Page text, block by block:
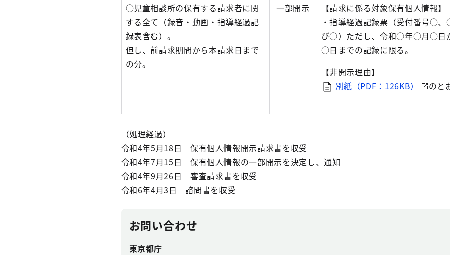
○児童相談所の保有する請求者に関
する全て（録音・動画・指導経過記
録表含む）。
但し、前請求期間から本請求日まで
の分。
一部開示
【請求に係る対象保有個人情報】
・指導経過記録票（受付番号○
び○）ただし、令和○年○月○日
○日までの記録に限る。
【非開示理由】
別紙（PDF：126KB）
のと
（処理経過）
令和4年5月18日 保有個人情報開示請求書を収受
令和4年7月15日 保有個人情報の一部開示を決定し、通知
令和4年9月26日 審査請求書を収受
令和6年4月3日 諮問書を収受
お問い合わせ
東京都庁